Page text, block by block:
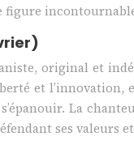
figure
original et
et
s’épanouir. La
ses valeurs